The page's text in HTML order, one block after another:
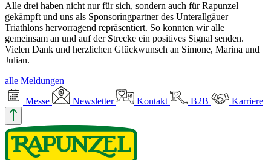
Alle drei haben nicht nur für sich, sondern auch für Rapunzel
gekämpft und uns als Sponsoringpartner des Unterallgäuer
Triathlons hervorragend repräsentiert. So konnten wir alle
gemeinsam an und auf der Strecke ein positives Signal senden.
Vielen Dank und herzlichen Glückwunsch an Simone, Marina und
Julian.
alle Meldungen
Messe
Newsletter Kontakt B2B Karriere